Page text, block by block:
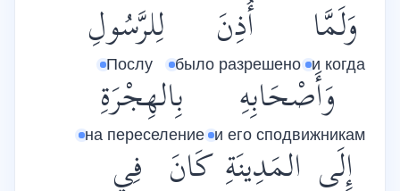
وَلَمَّا
и когда
أُذِنَ
было разрешено
لِلرَّسُولِ
Послу
وَأَصْحَابِهِ
и его сподвижникам
بِالهِجْرَةِ
на переселение
إِلَى المَدِينَةِ كَانَ فِي